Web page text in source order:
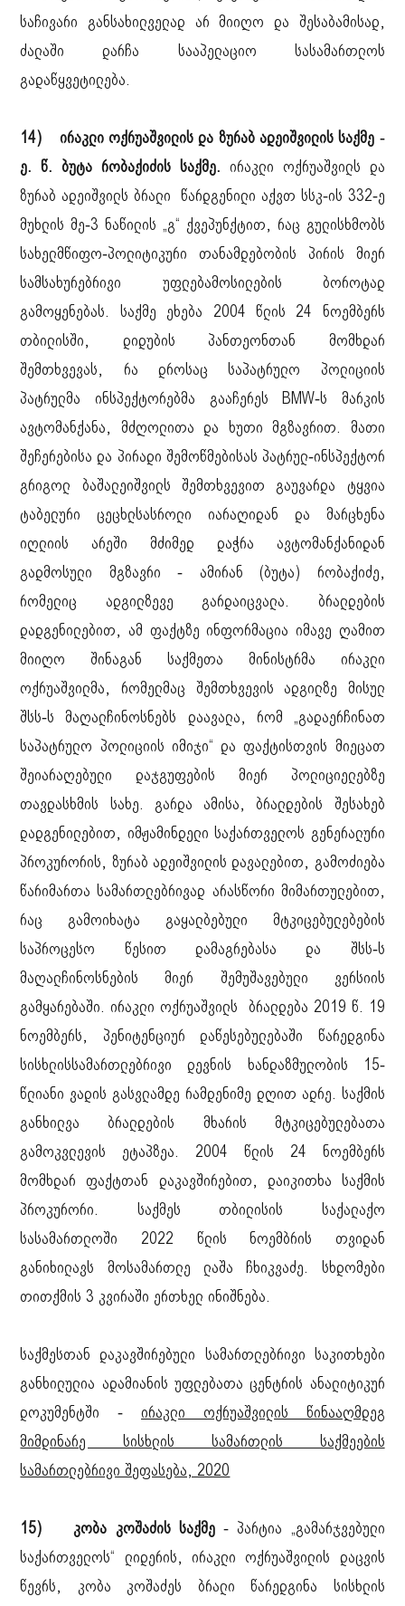
საჩივარი განსახილველად არ მიიღო და შესაბამისად,
ძალაში დარჩა სააპელაციო სასამართლოს
გადაწყვეტილება.
14) ირაკლი ოქრუაშვილის და ზურაბ ადეიშვილის საქმე -
ე. წ. ბუტა რობაქიძის საქმე. ირაკლი ოქრუაშვილს და
ზურაბ ადეიშვილს ბრალი წარდგენილი აქვთ სსკ-ის 332-ე
მუხლის მე-3 ნაწილის „გ“ ქვეპუნქტით, რაც გულისხმობს
სახელმწიფო-პოლიტიკური თანამდებობის პირის მიერ
სამსახურებრივი უფლებამოსილების ბოროტად
გამოყენებას. საქმე ეხება 2004 წლის 24 ნოემბერს
თბილისში, დიდუბის პანთეონთან მომხდარ
შემთხვევას, რა დროსაც საპატრულო პოლიციის
პატრულმა ინსპექტორებმა გააჩერეს BMW-ს მარკის
ავტომანქანა, მძღოლითა და ხუთი მგზავრით. მათი
შეჩერებისა და პირადი შემოწმებისას პატრულ-ინსპექტორ
გრიგოლ ბაშალეიშვილს შემთხვევით გაუვარდა ტყვია
ტაბელური ცეცხლსასროლი იარაღიდან და მარცხენა
იღლიის არეში მძიმედ დაჭრა ავტომანქანიდან
გადმოსული მგზავრი - ამირან (ბუტა) რობაქიძე,
რომელიც ადგილზევე გარდაიცვალა. ბრალდების
დადგენილებით, ამ ფაქტზე ინფორმაცია იმავე ღამით
მიიღო შინაგან საქმეთა მინისტრმა ირაკლი
ოქრუაშვილმა, რომელმაც შემთხვევის ადგილზე მისულ
შსს-ს მაღალჩინოსნებს დაავალა, რომ „გადაერჩინათ
საპატრულო პოლიციის იმიჯი“ და ფაქტისთვის მიეცათ
შეიარაღებული დაჯგუფების მიერ პოლიციელებზე
თავდასხმის სახე. გარდა ამისა, ბრალდების შესახებ
დადგენილებით, იმჟამინდელი საქართველოს გენერალური
პროკურორის, ზურაბ ადეიშვილის დავალებით, გამოძიება
წარიმართა სამართლებრივად არასწორი მიმართულებით,
რაც გამოიხატა გაყალბებული მტკიცებულებების
საპროცესო წესით დამაგრებასა და შსს-ს
მაღალჩინოსნების მიერ შემუშავებული ვერსიის
გამყარებაში. ირაკლი ოქრუაშვილს ბრალდება 2019 წ. 19
ნოემბერს, პენიტენციურ დაწესებულებაში წარედგინა
სისხლისსამართლებრივი დევნის ხანდაზმულობის 15-
წლიანი ვადის გასვლამდე რამდენიმე დღით ადრე. საქმის
განხილვა ბრალდების მხარის მტკიცებულებათა
გამოკვლევის ეტაპზეა. 2004 წლის 24 ნოემბერს
მომხდარ ფაქტთან დაკავშირებით, დაიკითხა საქმის
პროკურორი. საქმეს თბილისის საქალაქო
სასამართლოში 2022 წლის ნოემბრის თვიდან
განიხილავს მოსამართლე ლაშა ჩხიკვაძე. სხდომები
თითქმის 3 კვირაში ერთხელ ინიშნება.
საქმესთან დაკავშირებული სამართლებრივი საკითხები
განხილულია ადამიანის უფლებათა ცენტრის ანალიტიკურ
დოკუმენტში - ირაკლი ოქრუაშვილის წინააღმდეგ
მიმდინარე სისხლის სამართლის საქმეების
სამართლებრივი შეფასება, 2020
15) კობა კოშაძის საქმე- პარტია „გამარჯვებული
საქართველოს“ ლიდერის, ირაკლი ოქრუაშვილის დაცვის
წევრს, კობა კოშაძეს ბრალი წარედგინა სისხლის